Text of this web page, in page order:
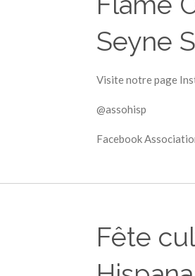
Seyne
Visite notre page
@assohisp
Facebook
Fête